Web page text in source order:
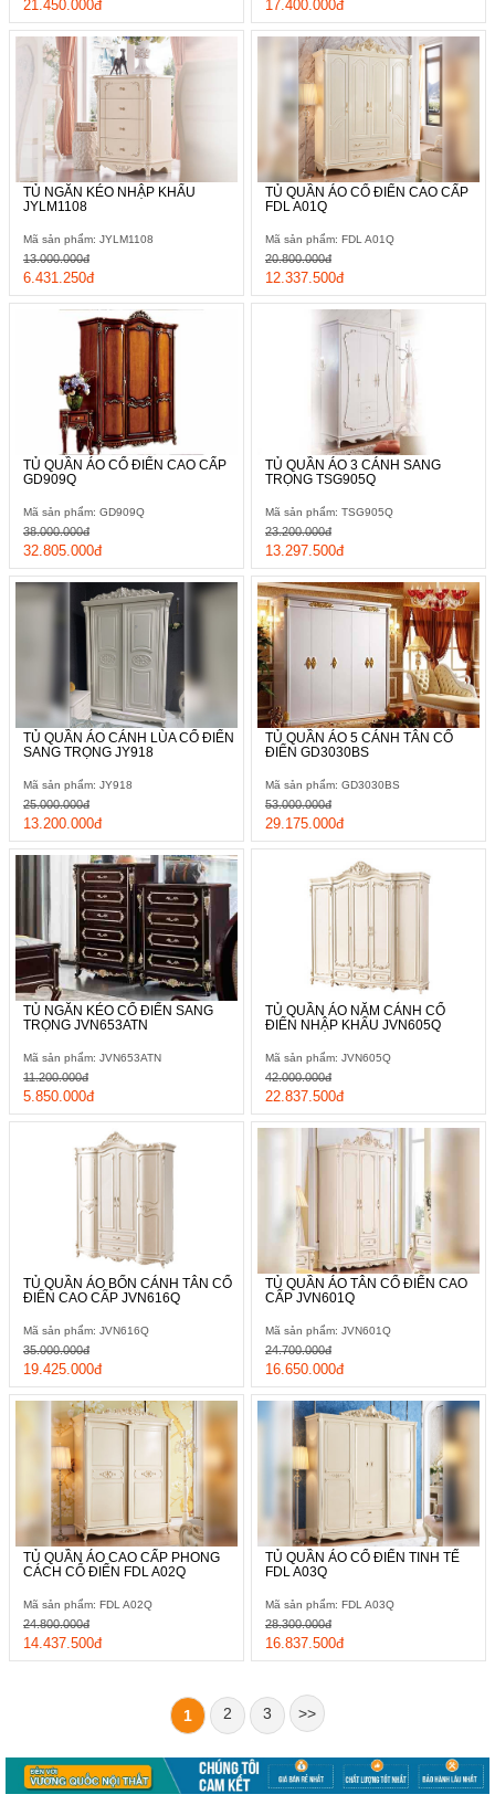
21.450.000đ 17.400.000đ
TỦ NGĂN KÉO NHẬP KHẨU
JYLM1108
Mã sản phẩm: JYLM1108
6.431.250đ
13.000.000đ
TỦ QUẦN ÁO CỔ ĐIỂN CAO CẤP
FDL A01Q
Mã sản phẩm: FDL A01Q
12.337.500đ
20.800.000đ
TỦ QUẦN ÁO CỔ ĐIỂN CAO CẤP
GD909Q
Mã sản phẩm: GD909Q
32.805.000đ
38.000.000đ
TỦ QUẦN ÁO 3 CÁNH SANG
TRỌNG TSG905Q
Mã sản phẩm: TSG905Q
13.297.500đ
23.200.000đ
TỦ QUẦN ÁO CÁNH LÙA CỔ ĐIỂN
SANG TRỌNG JY918
Mã sản phẩm: JY918
13.200.000đ
25.000.000đ
TỦ QUẦN ÁO 5 CÁNH TÂN CỔ
ĐIỂN GD3030BS
Mã sản phẩm: GD3030BS
29.175.000đ
53.000.000đ
TỦ NGĂN KÉO CỔ ĐIỂN SANG
TRỌNG JVN653ATN
Mã sản phẩm: JVN653ATN
5.850.000đ
11.200.000đ
TỦ QUẦN ÁO NĂM CÁNH CỔ
ĐIỂN NHẬP KHẨU JVN605Q
Mã sản phẩm: JVN605Q
22.837.500đ
42.000.000đ
TỦ QUẦN ÁO BỐN CÁNH TÂN CỔ
ĐIỂN CAO CẤP JVN616Q
Mã sản phẩm: JVN616Q
19.425.000đ
35.000.000đ
TỦ QUẦN ÁO TÂN CỔ ĐIỂN CAO
CẤP JVN601Q
Mã sản phẩm: JVN601Q
16.650.000đ
24.700.000đ
TỦ QUẦN ÁO CAO CẤP PHONG
CÁCH CỔ ĐIỂN FDL A02Q
Mã sản phẩm: FDL A02Q
14.437.500đ
24.800.000đ
TỦ QUẦN ÁO CỔ ĐIỂN TINH TẾ
FDL A03Q
Mã sản phẩm: FDL A03Q
16.837.500đ
28.300.000đ
1 2 3 >>